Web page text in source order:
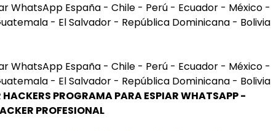
WhatsApp España - Chile - Perú - Ecuador - México -
- El Salvador - República Dominicana - Bolivia
WhatsApp España - Chile - Perú - Ecuador - México -
- El Salvador - República Dominicana - Bolivia
PROGRAMA PARA ESPIAR WHATSAPP -
PROFESIONAL